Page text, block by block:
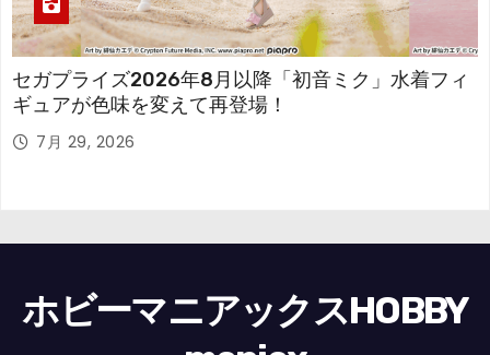
セガプライズ2026年8月以降「初音ミク」水着フィ
ギュアが色味を変えて再登場！
7月 29, 2026
ホビーマニアックスHOBBY